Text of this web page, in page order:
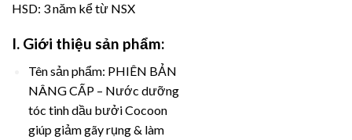
HSD: 3 năm kể từ NSX
I. Giới thiệu sản phẩm:
Tên sản phẩm: PHIÊN BẢN
NÂNG CẤP – Nước dưỡng
tóc tinh dầu bưởi Cocoon
giúp giảm gãy rụng & làm